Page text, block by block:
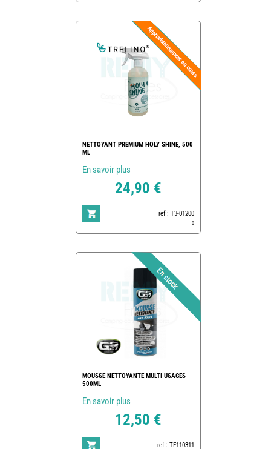
NETTOYANT PREMIUM HOLY SHINE, 500
ML
En savoir plus
24,90 €
ref : T3-01200
0
MOUSSE NETTOYANTE MULTI USAGES
500ML
En savoir plus
12,50 €
ref : TE110311